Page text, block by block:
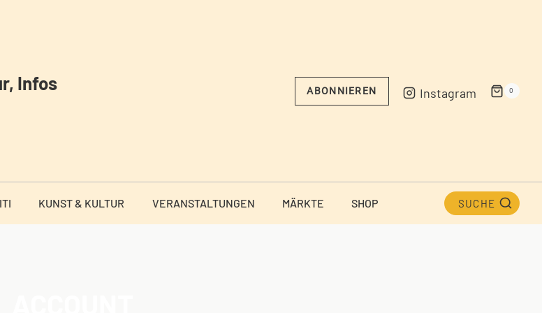
Infos ABONNIEREN Instagram 0
KUNST & KULTUR VERANSTALTUNGEN MÄRKTE SHOP SUCHE